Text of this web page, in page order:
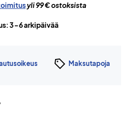
yli 99 € ostoksista
3-6 arkipäivää
Maksutapoja